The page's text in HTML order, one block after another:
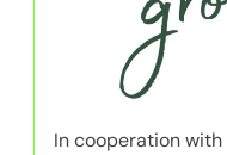
In cooperation with